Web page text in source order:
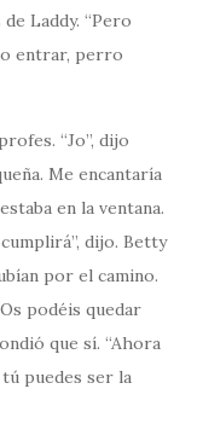
Laddy. “Pero
entrar, perro
“Jo”, dijo
Me encantaría
en la ventana.
dijo. Betty
por el camino.
podéis quedar
que sí. “Ahora
puedes ser la